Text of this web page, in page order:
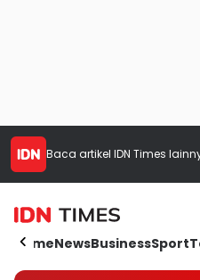
Baca artikel IDN Times
HomeNewsBusinessSport